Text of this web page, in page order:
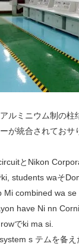
ルミニウム制の
が統合されておサ
とNikon
students waそ
Mi combined wa
have Ni nn
でki ma si.
s テムを备